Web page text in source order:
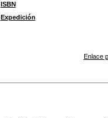
ISBN
Expedición
Enlace